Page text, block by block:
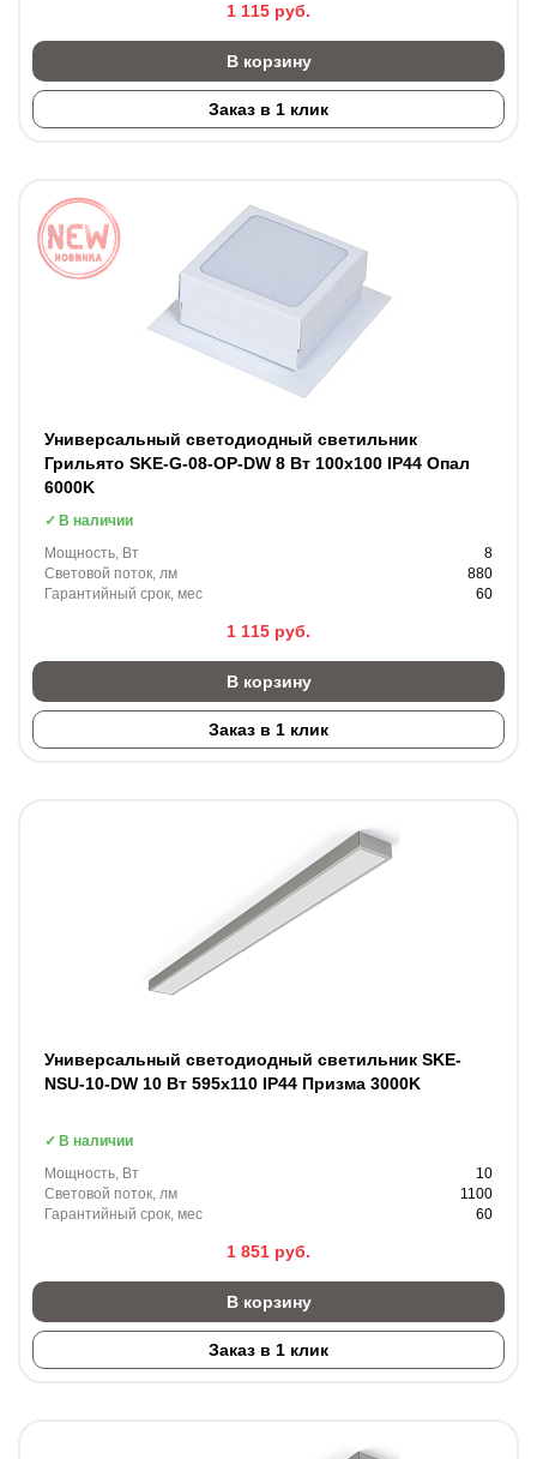
1 115 руб.
В корзину
Заказ в 1 клик
Универсальный светодиодный светильник
Грильято SKE-G-08-OP-DW 8 Вт 100x100 IP44 Опал
6000K
В наличии
Мощность, Вт
8
Световой поток, лм
880
Гарантийный срок, мес
60
1 115 руб.
В корзину
Заказ в 1 клик
Универсальный светодиодный светильник SKE-
NSU-10-DW 10 Вт 595x110 IP44 Призма 3000K
В наличии
Мощность, Вт
10
Световой поток, лм
1100
Гарантийный срок, мес
60
1 851 руб.
В корзину
Заказ в 1 клик